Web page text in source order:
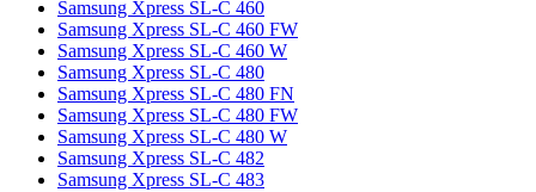
Samsung Xpress SL-C 460
Samsung Xpress SL-C 460 FW
Samsung Xpress SL-C 460 W
Samsung Xpress SL-C 480
Samsung Xpress SL-C 480 FN
Samsung Xpress SL-C 480 FW
Samsung Xpress SL-C 480 W
Samsung Xpress SL-C 482
Samsung Xpress SL-C 483